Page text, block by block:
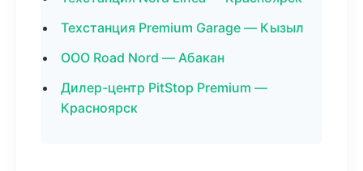
Техстанция Premium Garage — Кызыл
ООО Road Nord — Абакан
Дилер-центр PitStop Premium —
Красноярск